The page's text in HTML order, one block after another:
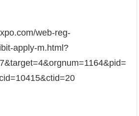
web-reg-
apply-m.html?